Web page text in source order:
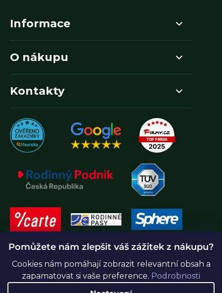
Pomůžete nám zlepšit váš zážitek z nákupu?
Cookies nám pomáhají zobrazit relevantní obsah a
zapamatovat si vaše preference. Podrobnosti
Informace
O nákupu
Kontakty